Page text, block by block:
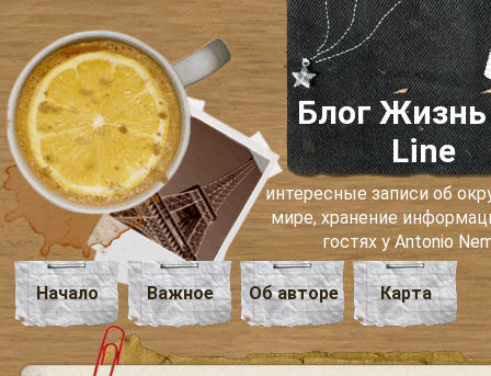
Блог Жизнь
Line
интересные записи об
мире, хранение
гостях у Antonio
Начало Важное Об авторе Карта